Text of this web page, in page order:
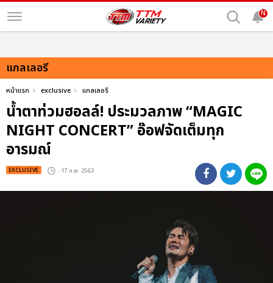
N
แกลเลอรี
หน้าแรก exclusive แกลเลอรี
น้ำตาท่วมฮอลล์! ประมวลภาพ “MAGIC
NIGHT CONCERT” อ๊อฟจัดเต็มทุก
อารมณ์
EXCLUSIVE : 17 ก.พ. 2563